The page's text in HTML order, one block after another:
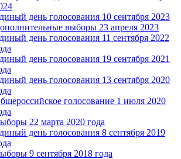
день голосования 10 сентября 2023
выборы 23 апреля 2023
день голосования 11 сентября 2022
день голосования 19 сентября 2021
день голосования 13 сентября 2020
голосование 1 июля 2020
22 марта 2020 года
день голосования 8 сентября 2019
9 сентября 2018 года